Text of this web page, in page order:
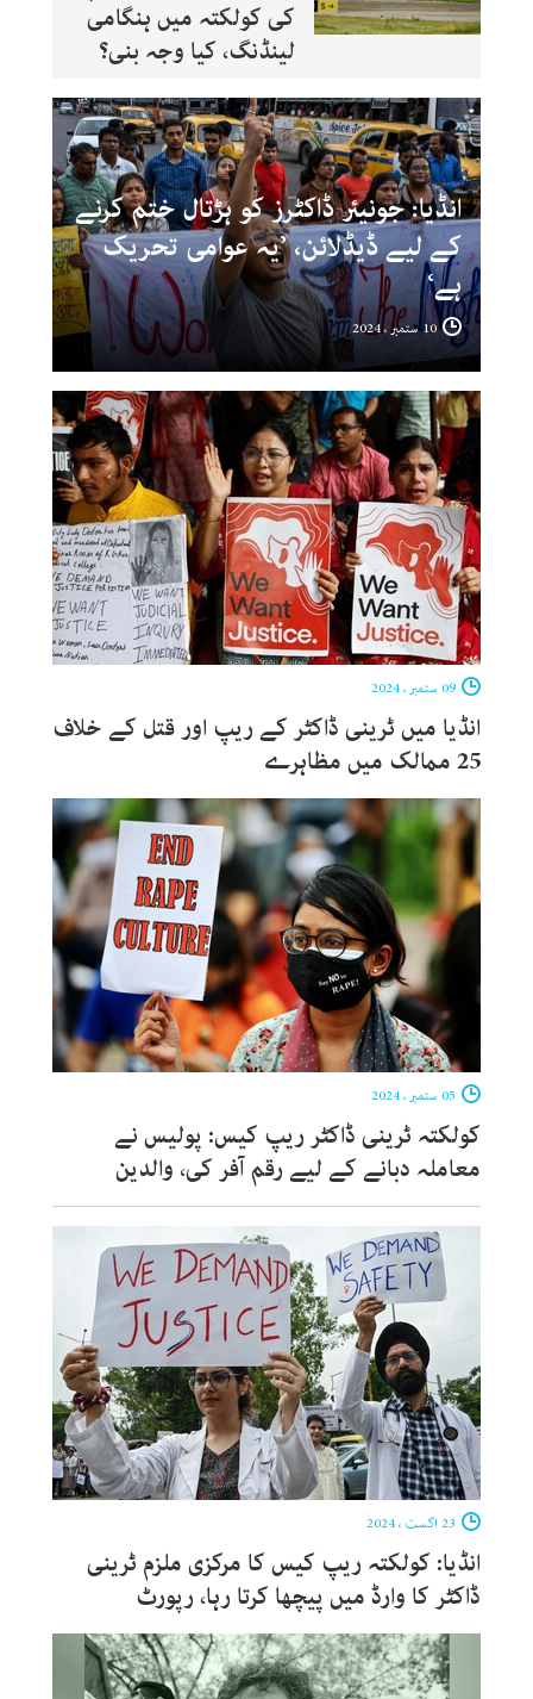
کی کولکتہ میں ہنگامی
لینڈنگ، کیا وجہ بنی؟
انڈیا: جونیئر ڈاکٹرز کو ہڑتال ختم کرنے
کے لیے ڈیڈلائن، ’یہ عوامی تحریک
ہے‘
10 ستمبر ، 2024
انڈیا میں ٹرینی ڈاکٹر کے ریپ اور قتل کے خلاف
25 ممالک میں مظاہرے
کولکتہ ٹرینی ڈاکٹر ریپ کیس: پولیس نے
معاملہ دبانے کے لیے رقم آفر کی، والدین
انڈیا: کولکتہ ریپ کیس کا مرکزی ملزم ٹرینی
ڈاکٹر کا وارڈ میں پیچھا کرتا رہا، رپورٹ